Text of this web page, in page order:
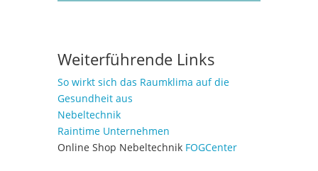
Weiterführende Links
So wirkt sich das Raumklima auf die
Gesundheit aus
Nebeltechnik
Raintime Unternehmen
Online Shop Nebeltechnik FOGCenter